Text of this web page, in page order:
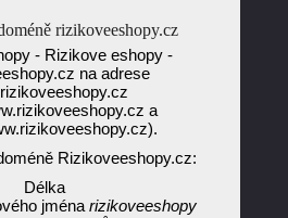
rizikoveeshopy.cz
- Rizikove eshopy -
na adrese
a
Rizikoveeshopy.cz:
Délka
jména rizikoveeshopy